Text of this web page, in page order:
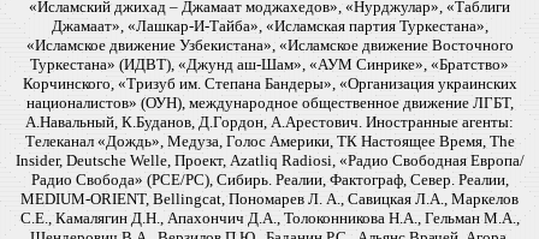
«Исламский джихад – Джамаат моджахедов», «Нурджулар», «Таблиги
Джамаат», «Лашкар-И-Тайба», «Исламская партия Туркестана»,
«Исламское движение Узбекистана», «Исламское движение Восточного
Туркестана» (ИДВТ), «Джунд аш-Шам», «АУМ Синрике», «Братство»
Корчинского, «Тризуб им. Степана Бандеры», «Организация украинских
националистов» (ОУН), международное общественное движение ЛГБТ,
А.Навальный, К.Буданов, Д.Гордон, А.Арестович. Иностранные агенты:
Телеканал «Дождь», Медуза, Голос Америки, ТК Настоящее Время, The
Insider, Deutsche Welle, Проект, Azatliq Radiosi, «Радио Свободная Европа/
Радио Свобода» (PCE/PC), Сибирь. Реалии, Фактограф, Север. Реалии,
MEDIUM-ORIENT, Bellingcat, Пономарев Л. А., Савицкая Л.А., Маркелов
С.Е., Камалягин Д.Н., Апахончич Д.А., Толоконникова Н.А., Гельман М.А.,